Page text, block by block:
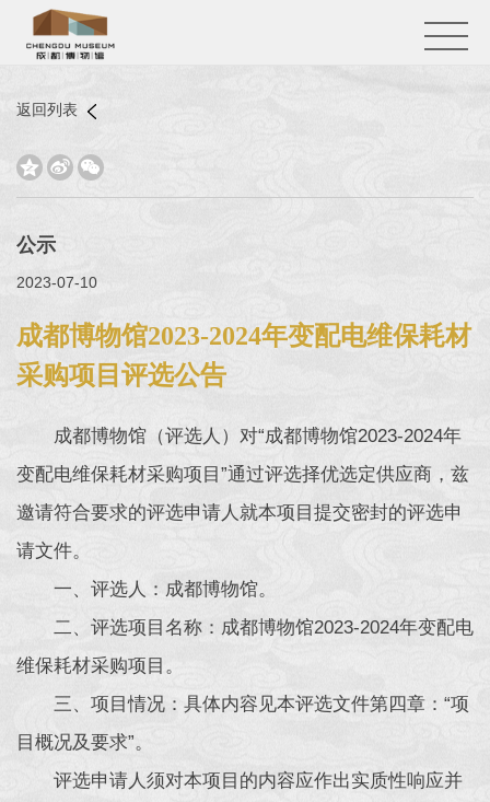
返回列表
  
公示
2023-07-10
成都博物馆2023-2024年变配电维保耗材
采购项目评选公告
成都博物馆（评选人）对“成都博物馆2023-2024年
变配电维保耗材采购项目”通过评选择优选定供应商，兹
邀请符合要求的评选申请人就本项目提交密封的评选申
请文件。
一、评选人：成都博物馆。
二、评选项目名称：成都博物馆2023-2024年变配电
维保耗材采购项目。
三、项目情况：具体内容见本评选文件第四章：“项
目概况及要求”。
评选申请人须对本项目的内容应作出实质性响应并